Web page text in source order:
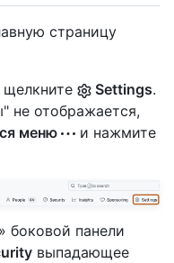
страницу
Settings.
не отображается,
меню
и нажмите
боковой панели
выпадающее